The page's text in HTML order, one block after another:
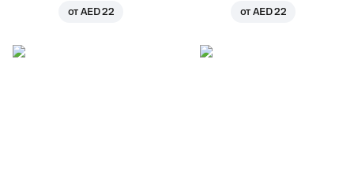
отAED 22 отAED 22